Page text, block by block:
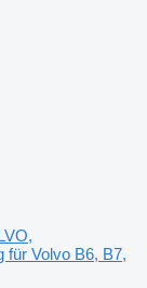
für Volvo B6, B7,